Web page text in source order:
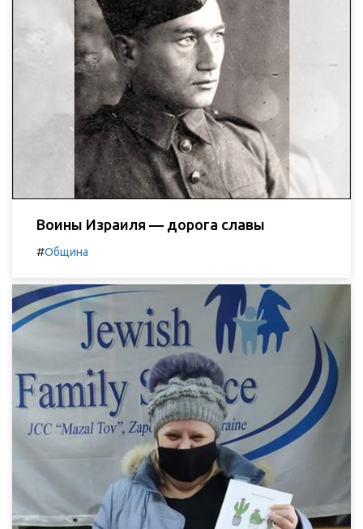
Воины Израиля — дорога славы
#Община